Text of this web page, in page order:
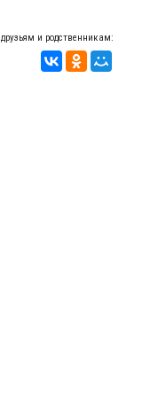
и родственникам: